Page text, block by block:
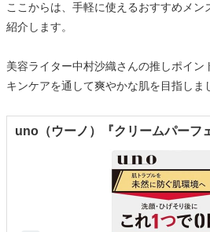
ここからは、手軽に使えるおすすめメン
紹介します。
美容ライター中村沙織さんの推しポイン
キンケアを通して爽やかな肌を目指しま
uno（ウーノ）『クリームパーフ